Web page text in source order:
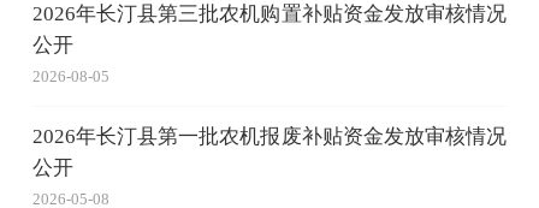
2026年长汀县第三批农机购置补贴资金发放审核情况
公开
2026-08-05
2026年长汀县第一批农机报废补贴资金发放审核情况
公开
2026-05-08